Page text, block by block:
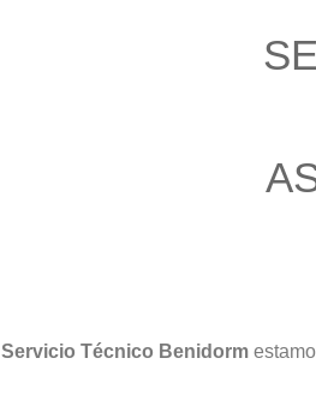
Servicio Técnico Benidorm